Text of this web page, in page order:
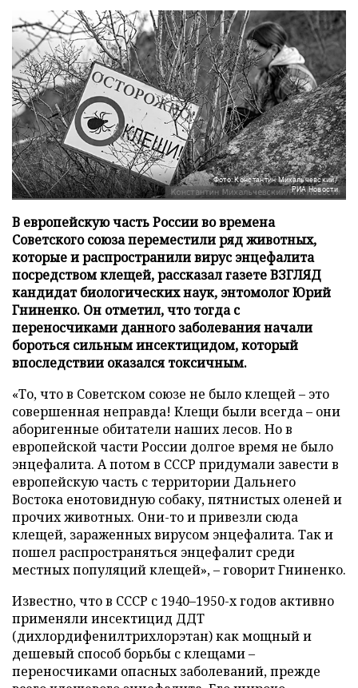
Фото: Константин Михальчевский/
РИА Новости
В европейскую часть России во времена
Советского союза переместили ряд животных,
которые и распространили вирус энцефалита
посредством клещей, рассказал газете ВЗГЛЯД
кандидат биологических наук, энтомолог Юрий
Гниненко. Он отметил, что тогда с
переносчиками данного заболевания начали
бороться сильным инсектицидом, который
впоследствии оказался токсичным.
«То, что в Советском союзе не было клещей – это
совершенная неправда! Клещи были всегда – они
аборигенные обитатели наших лесов. Но в
европейской части России долгое время не было
энцефалита. А потом в СССР придумали завести в
европейскую часть с территории Дальнего
Востока енотовидную собаку, пятнистых оленей и
прочих животных. Они-то и привезли сюда
клещей, зараженных вирусом энцефалита. Так и
пошел распространяться энцефалит среди
местных популяций клещей», – говорит Гниненко.
Известно, что в СССР с 1940–1950-х годов активно
применяли инсектицид ДДТ
(дихлордифенилтрихлорэтан) как мощный и
дешевый способ борьбы с клещами –
переносчиками опасных заболеваний, прежде